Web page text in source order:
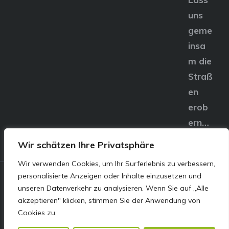
Wir schätzen Ihre Privatsphäre
Wir verwenden Cookies, um Ihr Surferlebnis zu verbessern,
personalisierte Anzeigen oder Inhalte einzusetzen und
unseren Datenverkehr zu analysieren. Wenn Sie auf „Alle
akzeptieren" klicken, stimmen Sie der Anwendung von
Cookies zu.
uns
geme
insa
m die
Straß
en
erob
ern…
© E&S Motors GmbH,
Linzer Straße 83 4240
Freistadt